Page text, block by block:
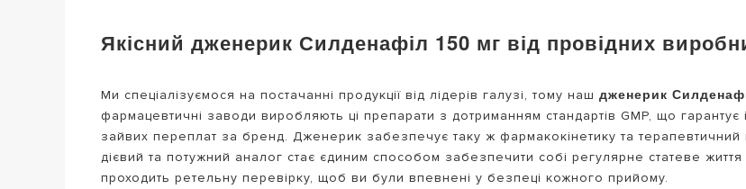
Якісний дженерик Силденафіл 150 мг від провідних
Ми спеціалізуємося на постачанні продукції від лідерів галузі, тому наш дженерик
фармацевтичні заводи виробляють ці препарати з дотриманням стандартів GMP, що
зайвих переплат за бренд. Дженерик забезпечує таку ж фармакокінетику та терапевтичний
дієвий та потужний аналог стає єдиним способом забезпечити собі регулярне статеве
проходить ретельну перевірку, щоб ви були впевнені у безпеці кожного прийому.